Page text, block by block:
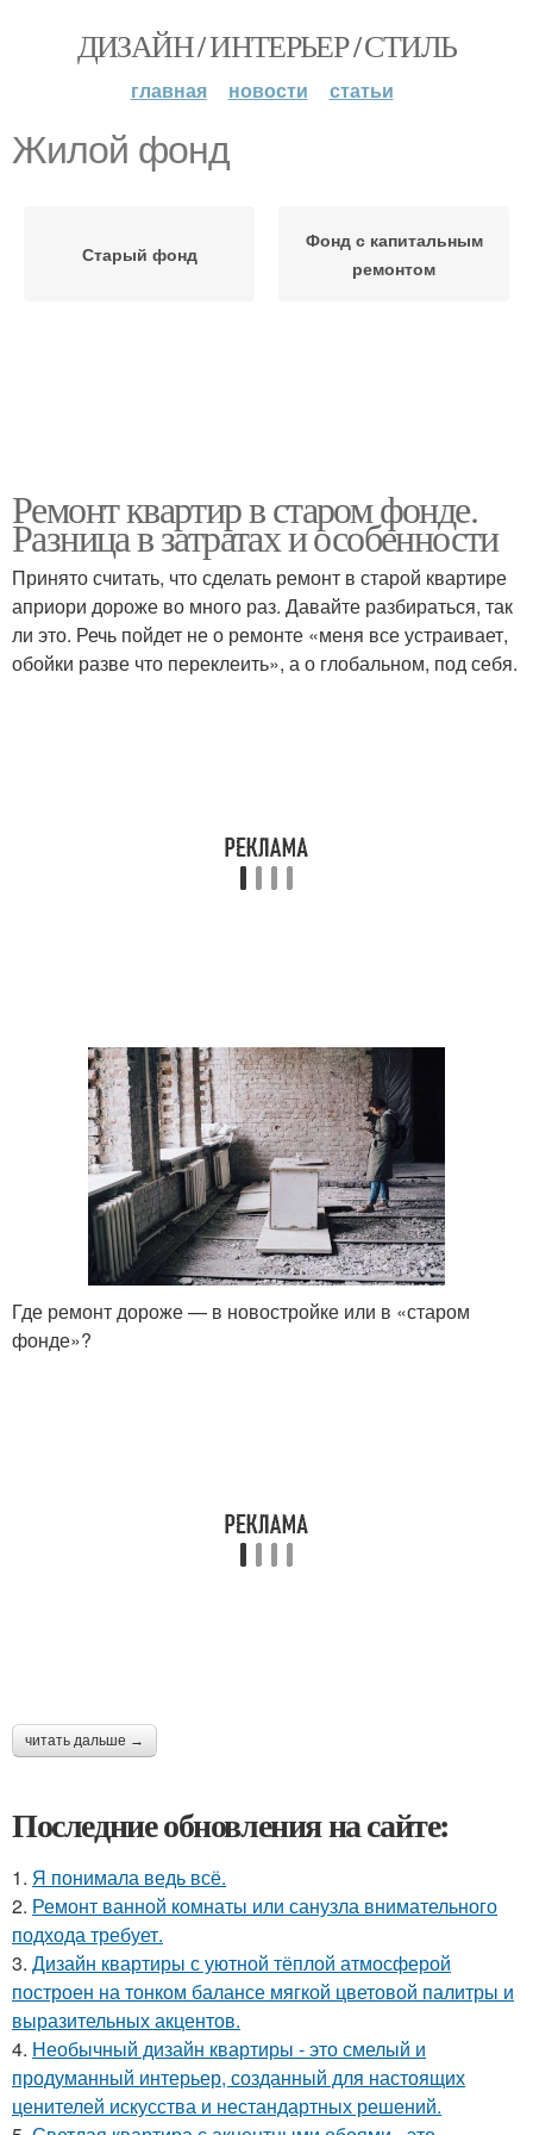
ДИЗАЙН / ИНТЕРЬЕР / СТИЛЬ
главная новости статьи
Жилой фонд
Старый фонд
Фонд с капитальным
ремонтом
Ремонт квартир в старом фонде.
Разница в затратах и особенности
Принято считать, что сделать ремонт в старой квартире
априори дороже во много раз. Давайте разбираться, так
ли это. Речь пойдет не о ремонте «меня все устраивает,
обойки разве что переклеить», а о глобальном, под себя.
Где ремонт дороже — в новостройке или в «старом
фонде»?
читать дальше →
Последние обновления на сайте:
1. Я понимала ведь всё.
2. Ремонт ванной комнаты или санузла внимательного
подхода требует.
3. Дизайн квартиры с уютной тёплой атмосферой
построен на тонком балансе мягкой цветовой палитры и
выразительных акцентов.
4. Необычный дизайн квартиры - это смелый и
продуманный интерьер, созданный для настоящих
ценителей искусства и нестандартных решений.